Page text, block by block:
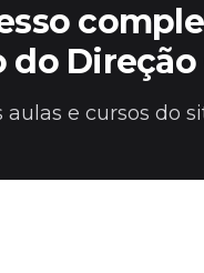
Direção
aulas e cursos do